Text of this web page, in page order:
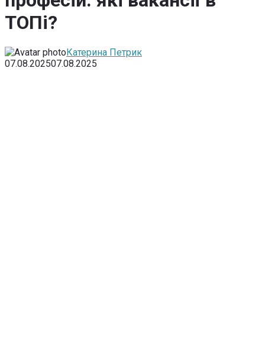
ТОПі?
Катерина Петрик
07.08.202507.08.2025